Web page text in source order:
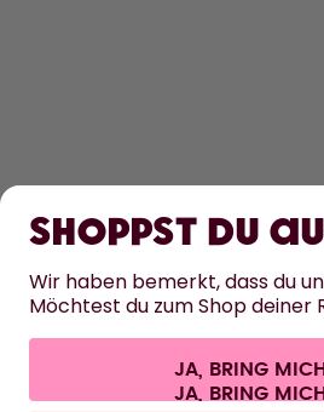
KONTAKT
Cookie-Einstellungen AGB
Alle Preise sind inklusive
Shoppst du
Wir haben bemerkt, dass du
Möchtest du zum Shop deiner
JA, BRING